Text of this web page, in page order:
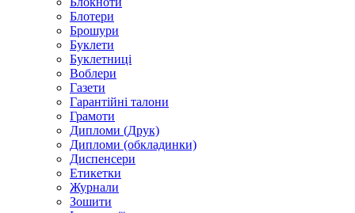
Блотери
Брошури
Буклети
Буклетниці
Воблери
Газети
Гарантійні талони
Грамоти
Дипломи (Друк)
Дипломи (обкладинки)
Диспенсери
Етикетки
Журнали
Зошити